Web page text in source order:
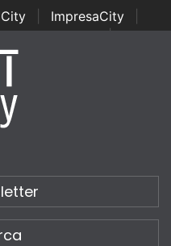
ImpresaCity
Awards | Italian
Awards